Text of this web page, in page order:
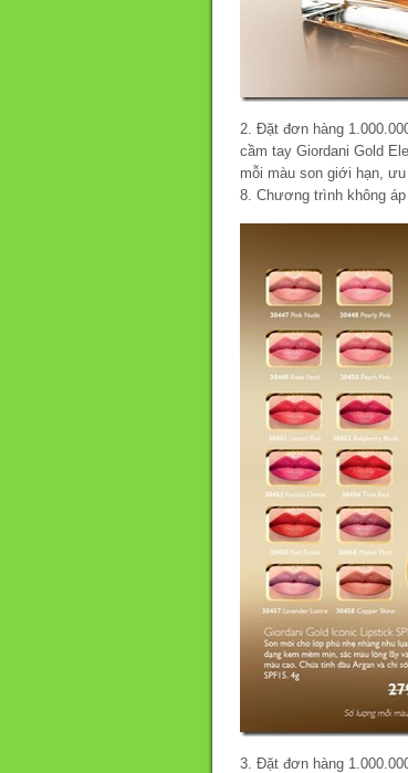
2. Đặt đơn hàng
cầm tay Giordani Gold
mỗi màu son giới hạn,
8. Chương trình không áp
3. Đặt đơn hàng